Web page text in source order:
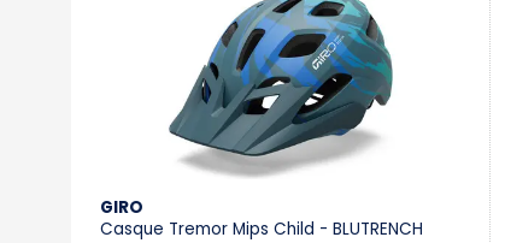
GIRO
Casque Tremor Mips Child - BLUTRENCH